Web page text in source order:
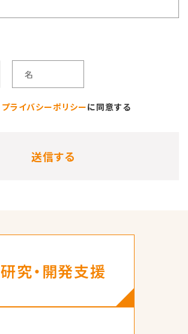
プライバシーポリシーに同意する
研究・開発支援